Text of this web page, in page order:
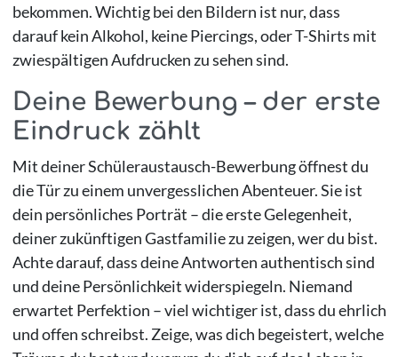
bekommen. Wichtig bei den Bildern ist nur, dass
darauf kein Alkohol, keine Piercings, oder T-Shirts mit
zwiespältigen Aufdrucken zu sehen sind.
Deine Bewerbung – der erste
Eindruck zählt
Mit deiner Schüleraustausch-Bewerbung öffnest du
die Tür zu einem unvergesslichen Abenteuer. Sie ist
dein persönliches Porträt – die erste Gelegenheit,
deiner zukünftigen Gastfamilie zu zeigen, wer du bist.
Achte darauf, dass deine Antworten authentisch sind
und deine Persönlichkeit widerspiegeln. Niemand
erwartet Perfektion – viel wichtiger ist, dass du ehrlich
und offen schreibst. Zeige, was dich begeistert, welche